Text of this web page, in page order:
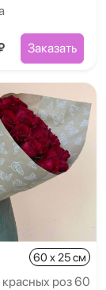
Заказать
60 x 25 см
красных роз 60